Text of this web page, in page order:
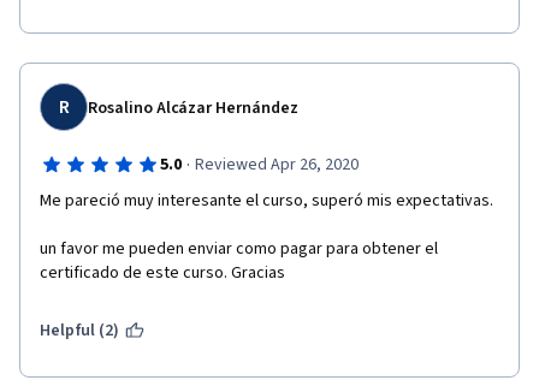
R Rosalino Alcázar Hernández
5.0 · Reviewed Apr 26, 2020
Me pareció muy interesante el curso, superó mis expectativas.
un favor me pueden enviar como pagar para obtener el
certificado de este curso. Gracias
Helpful (2)